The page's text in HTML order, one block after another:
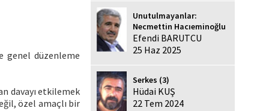
genel düzenleme
davayı etkilemek
özel amaçlı bir
Unutulmayanlar:
Necmettin Hacıeminoğlu
Efendi BARUTCU
25 Haz 2025
Serkes (3)
Hüdai KUŞ
22 Tem 2024